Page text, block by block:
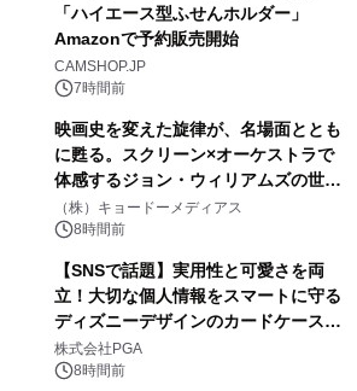
「ハイエース型ふせんホルダー」
Amazonで予約販売開始
CAMSHOP.JP
7時間前
映画史を変えた旋律が、名場面ととも
に甦る。スクリーン×オーケストラで
体感するジョン・ウィリアムズの世
界。ジョン・ウィリアムズ：シネマ・
スペクタキュラー・コンサート 開催決
（株）キョードーメディアス
8時間前
【SNSで話題】実用性と可愛さを両
立！大切な個人情報をスマートに守る
ディズニーデザインのカードケースを
株式会社PGAが8月7日発売
株式会社PGA
8時間前